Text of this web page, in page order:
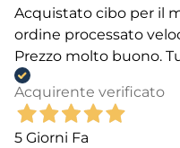
Acquistato cibo per il
ordine processato
Prezzo molto buono.
Acquirente verificato
5 Giorni Fa